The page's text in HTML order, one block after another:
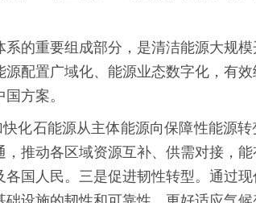
的重要组成部分，是清洁能源大规
配置广域化、能源业态数字化，有效
方案。
化石能源从主体能源向保障性能源
推动各区域资源互补、供需对接，
国人民。三是促进韧性转型。通过现